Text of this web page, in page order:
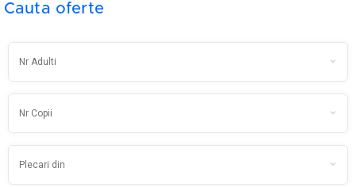
Cauta oferte